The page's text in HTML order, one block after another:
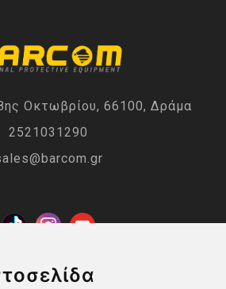
Οκτωβρίου, 66100, Δράμα
2521031290